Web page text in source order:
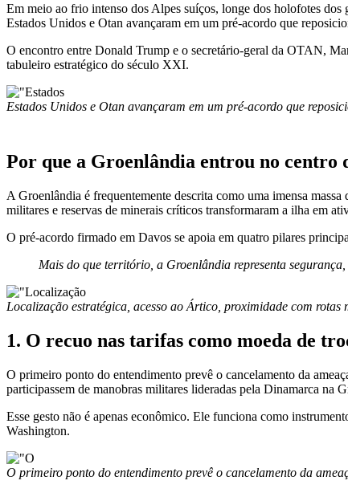
Em meio ao frio intenso dos Alpes suíços, longe dos holofotes
Estados Unidos e Otan avançaram em um pré-acordo que
O encontro entre Donald Trump e o secretário-geral da OTAN,
tabuleiro estratégico do século XXI.
Estados Unidos e Otan avançaram em um pré-acordo que
Por que a Groenlândia entrou no centro
A Groenlândia é frequentemente descrita como uma imensa
militares e reservas de minerais críticos transformaram a ilha em
O pré-acordo firmado em Davos se apoia em quatro pilares
Mais do que território, a Groenlândia representa
Localização estratégica, acesso ao Ártico, proximidade com
1. O recuo nas tarifas como moeda de
O primeiro ponto do entendimento prevê o cancelamento da
participassem de manobras militares lideradas pela Dinamarca na
Esse gesto não é apenas econômico. Ele funciona como
Washington.
O primeiro ponto do entendimento prevê o cancelamento da